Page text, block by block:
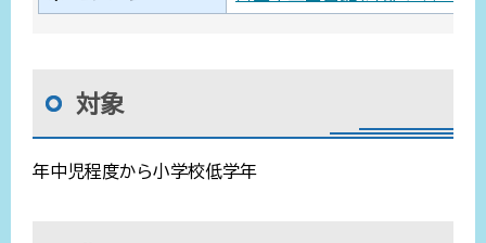
対象
年中児程度から小学校低学年